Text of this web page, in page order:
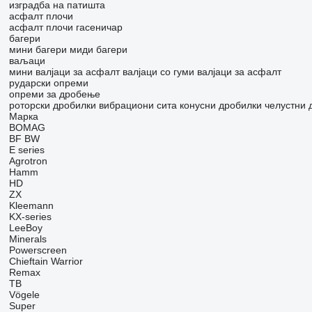
изградба на патишта
асфалт плочи
асфалт плочи гасеничар
багери
мини багери миди багери
ваљаци
мини валјаци за асфалт валјаци со гуми валјаци за асфалт
рударски опреми
опреми за дробење
роторски дробилки вибрациони сита конусни дробилки челустни
Марка
BOMAG
BF BW
E series
Agrotron
Hamm
HD
ZX
Kleemann
KX-series
LeeBoy
Minerals
Powerscreen
Chieftain Warrior
Remax
TB
Vögele
Super